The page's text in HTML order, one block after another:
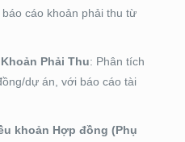
cáo khoản phải thu từ
Phải Thu: Phân tích
dự án, với báo cáo tài
khoản Hợp đồng (Phụ